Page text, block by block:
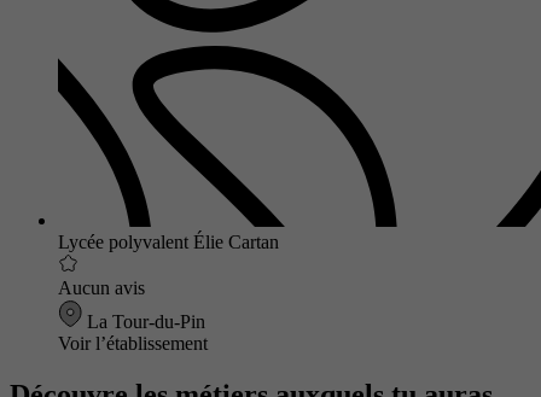
Lycée polyvalent Élie Cartan
Aucun avis
La Tour-du-Pin
Voir l’établissement